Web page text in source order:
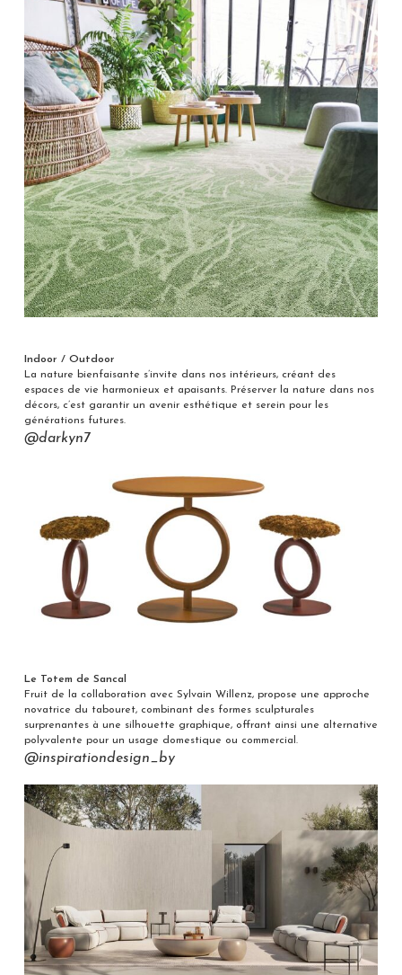
Indoor / Outdoor
La nature bienfaisante s’invite dans nos intérieurs, créant des
espaces de vie harmonieux et apaisants. Préserver la nature dans nos
décors, c’est garantir un avenir esthétique et serein pour les
générations futures.
@darkyn7
Le Totem de Sancal
Fruit de la collaboration avec Sylvain Willenz, propose une approche
novatrice du tabouret, combinant des formes sculpturales
surprenantes à une silhouette graphique, offrant ainsi une alternative
polyvalente pour un usage domestique ou commercial.
@inspirationdesign_by